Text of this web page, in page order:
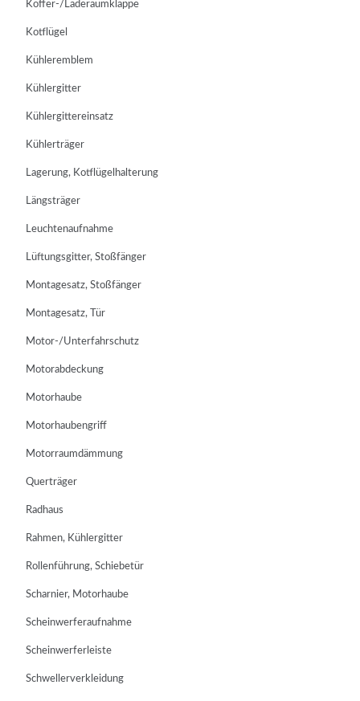
Koffer-/Laderaumklappe
Kotflügel
Kühleremblem
Kühlergitter
Kühlergittereinsatz
Kühlerträger
Lagerung, Kotflügelhalterung
Längsträger
Leuchtenaufnahme
Lüftungsgitter, Stoßfänger
Montagesatz, Stoßfänger
Montagesatz, Tür
Motor-/Unterfahrschutz
Motorabdeckung
Motorhaube
Motorhaubengriff
Motorraumdämmung
Querträger
Radhaus
Rahmen, Kühlergitter
Rollenführung, Schiebetür
Scharnier, Motorhaube
Scheinwerferaufnahme
Scheinwerferleiste
Schwellerverkleidung